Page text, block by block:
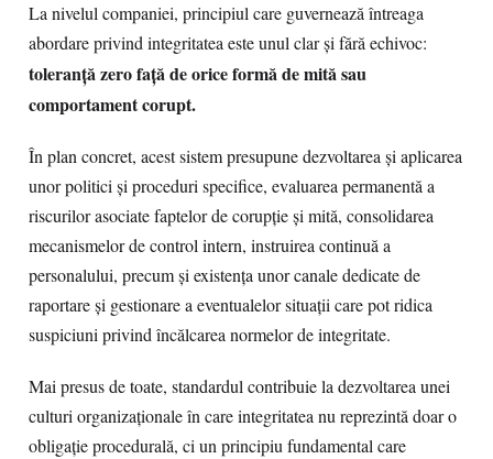
La nivelul companiei, principiul care guvernează întreaga
abordare privind integritatea este unul clar și fără echivoc:
toleranță zero față de orice formă de mită sau
comportament corupt.
În plan concret, acest sistem presupune dezvoltarea și aplicarea
unor politici și proceduri specifice, evaluarea permanentă a
riscurilor asociate faptelor de corupție și mită, consolidarea
mecanismelor de control intern, instruirea continuă a
personalului, precum și existența unor canale dedicate de
raportare și gestionare a eventualelor situații care pot ridica
suspiciuni privind încălcarea normelor de integritate.
Mai presus de toate, standardul contribuie la dezvoltarea unei
culturi organizaționale în care integritatea nu reprezintă doar o
obligație procedurală, ci un principiu fundamental care